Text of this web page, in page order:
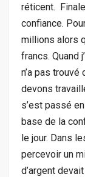
réticent.
confiance.
millions alors
francs. Quand
n’a pas
devons
s’est passé
base de la
le jour. Dans
percevoir un
d’argent